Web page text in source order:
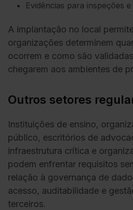
Evidências para inspeções
A implantação no local
organizações determinem
ocorrem e como são
chegarem aos ambientes de
Outros setores
Instituições de ensino,
público, escritórios de
infraestrutura crítica e
podem enfrentar requisitos
relação à governança de
acesso, auditabilidade e
terceiros.